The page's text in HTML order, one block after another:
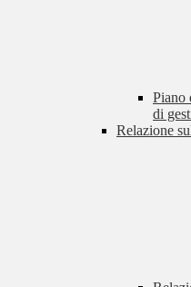
Piano
di
Relazione